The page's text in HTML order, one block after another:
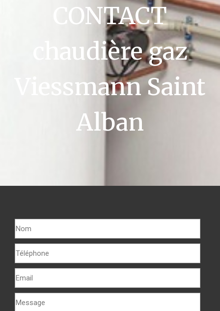
CONTACT
chaudière gaz
Viessmann Saint
Alban